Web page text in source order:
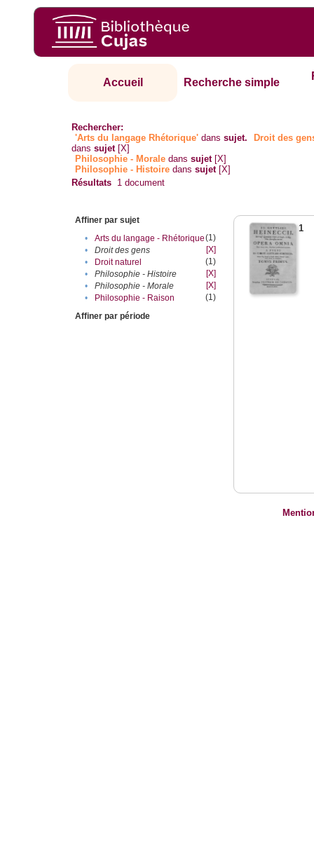
Accueil Recherche simple
Rechercher:
'Arts du langage Rhétorique' danssujet.
Droit des
danssujet [X]
Philosophie - Morale danssujet [X]
Philosophie - Histoire danssujet [X]
Résultats 1 document
Affiner par sujet
•
Arts du langage - Rhétorique(1)
•
Droit des gens
[X]
•
Droit naturel
(1)
•
Philosophie - Histoire
[X]
•
Philosophie - Morale
[X]
•
Philosophie - Raison
(1)
Affiner par période
1